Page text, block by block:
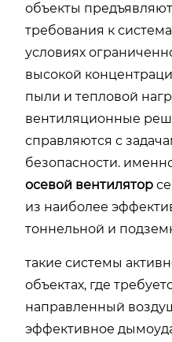
объекты
требования к
условиях
высокой
пыли и тепловой
вентиляционные
справляются с
безопасности.
осевой вентилятор
из наиболее
тоннельной и
такие системы
объектах, где
направленный
эффективное